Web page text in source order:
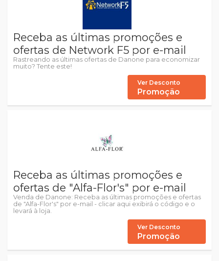
Receba as últimas promoções e
ofertas de Network F5 por e-mail
Rastreando as últimas ofertas de Danone para economizar
muito? Tente este!
Ver Desconto
Promoção
Receba as últimas promoções e
ofertas de "Alfa-Flor's" por e-mail
Venda de Danone: Receba as últimas promoções e ofertas
de "Alfa-Flor's" por e-mail - clicar aqui exibirá o código e o
levará à loja.
Ver Desconto
Promoção